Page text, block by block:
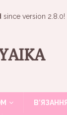
since version 2.8.0!